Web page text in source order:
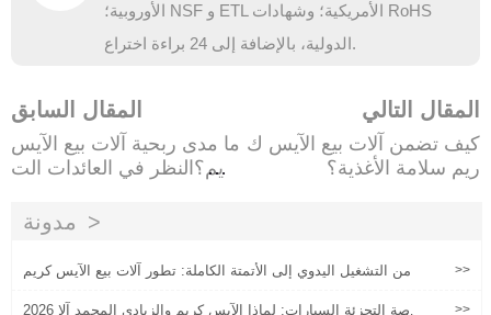
الأوروبية؛ NSF و ETL الأمريكية؛ وشهادات RoHS
الدولية، بالإضافة إلى 24 براءة اختراع.
المقال السابق
ما مدى ربحية آلات بيع الآيس
كريم؟النظر في العائدات الت
المقال التالي
كيف تضمن آلات بيع الآيس ك
ريم سلامة الأغذية؟
مدونة
من التشغيل اليدوي إلى الأتمتة الكاملة: تطور آلات بيع الآيس كريم >>
2026 فرصة التجزئة السيارات: لماذا الآيس كريم والزبادي المجمد آلا
>>